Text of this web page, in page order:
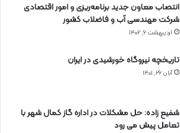
انتصاب معاون جدید برنامه‌ریزی و امور اقتصادی
شرکت مهندسی آب و فاضلاب کشور
اردیبهشت ۶, ۱۴۰۲
تاریخچه نیروگاه خورشیدی در ایران
آبان ۲۶, ۱۴۰۱
شفیع زاده: حل مشکلات در اداره گاز کمال شهر با
تعامل پیش می رود